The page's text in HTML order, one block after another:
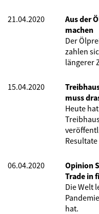
21.04.2020
Aus der
machen
Der
zahlen
längerer
15.04.2020
muss
Heute
06.04.2020
Opinion
Trade in
Die Welt
hat.